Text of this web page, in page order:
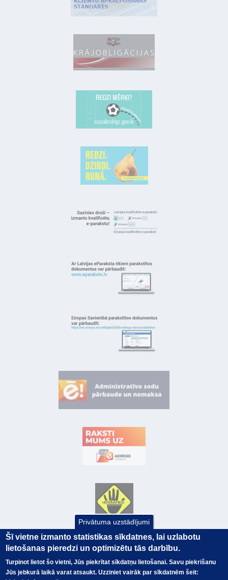
Privātuma uzstādījumi
Šī vietne izmanto statistikas sīkdatnes, lai uzlabotu
lietošanas pieredzi un optimizētu tās darbību.
Turpinot lietot šo vietni, Jūs piekrītat sīkdatņu lietošanai. Savu piekrišanu
Jūs jebkurā laikā varat atsaukt. Uzziniet vairāk par sīkdatnēm šeit: